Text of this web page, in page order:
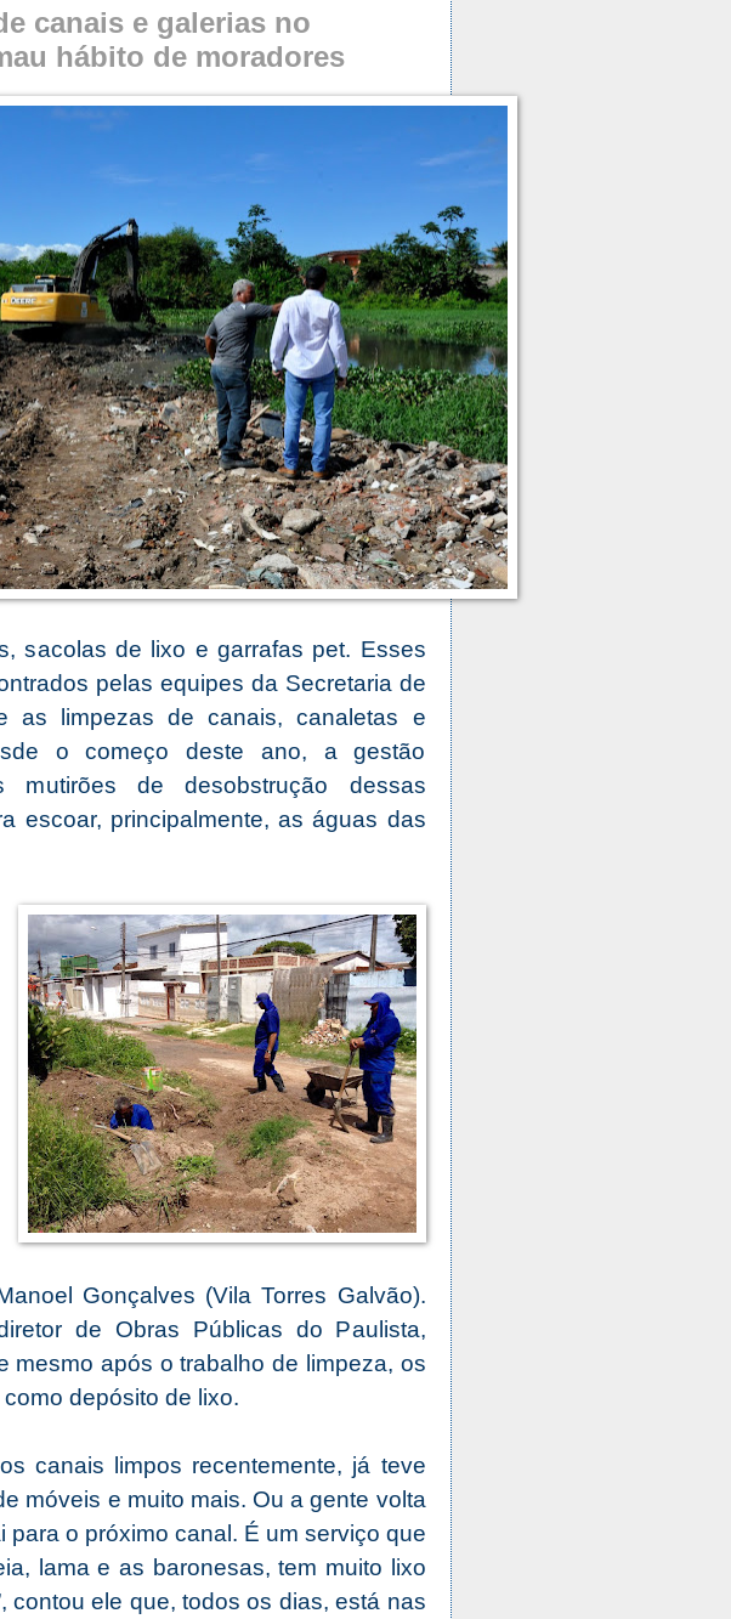
canais e galerias no
hábito de moradores
sacolas de lixo e garrafas pet. Esses
pelas equipes da Secretaria de
as limpezas de canais, canaletas e
o começo deste ano, a gestão
mutirões de desobstrução dessas
escoar, principalmente, as águas das
Gonçalves (Vila Torres Galvão).
de Obras Públicas do Paulista,
mesmo após o trabalho de limpeza, os
depósito de lixo.
canais limpos recentemente, já teve
móveis e muito mais. Ou a gente volta
para o próximo canal. É um serviço que
lama e as baronesas, tem muito lixo
contou ele que, todos os dias, está nas